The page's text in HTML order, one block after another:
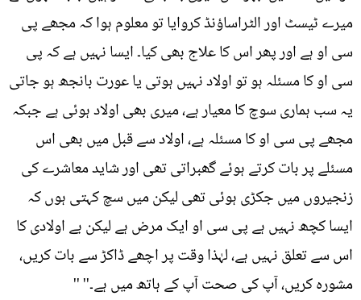
میرے ٹیسٹ اور الٹراساؤنڈ کروایا تو معلوم ہوا کہ مجھے پی
سی او ہے اور پھر اس کا علاج بھی کیا۔ ایسا نہیں ہے کہ پی
سی او کا مسئلہ ہو تو اولاد نہیں ہوتی یا عورت بانجھ ہو جاتی
یہ سب ہماری سوچ کا معیار ہے، میری بھی اولاد ہوئی ہے جبکہ
مجھے پی سی او کا مسئلہ ہے، اولاد سے قبل میں بھی اس
مسئلے پر بات کرتے ہوئے گھبراتی تھی اور شاید معاشرے کی
زنجیروں میں جکڑی ہوئی تھی لیکن میں سچ کہتی ہوں کہ
ایسا کچھ نہیں ہے پی سی او ایک مرض ہے لیکن بے اولادی کا
اس سے تعلق نہیں ہے، لہٰذا وقت پر اچھے ڈاکڑ سے بات کریں،
مشورہ کریں، آپ کی صحت آپ کے ہاتھ میں ہے۔'' ''